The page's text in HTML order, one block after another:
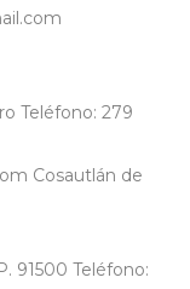
Teléfono: 279
Cosautlán de
91500 Teléfono: